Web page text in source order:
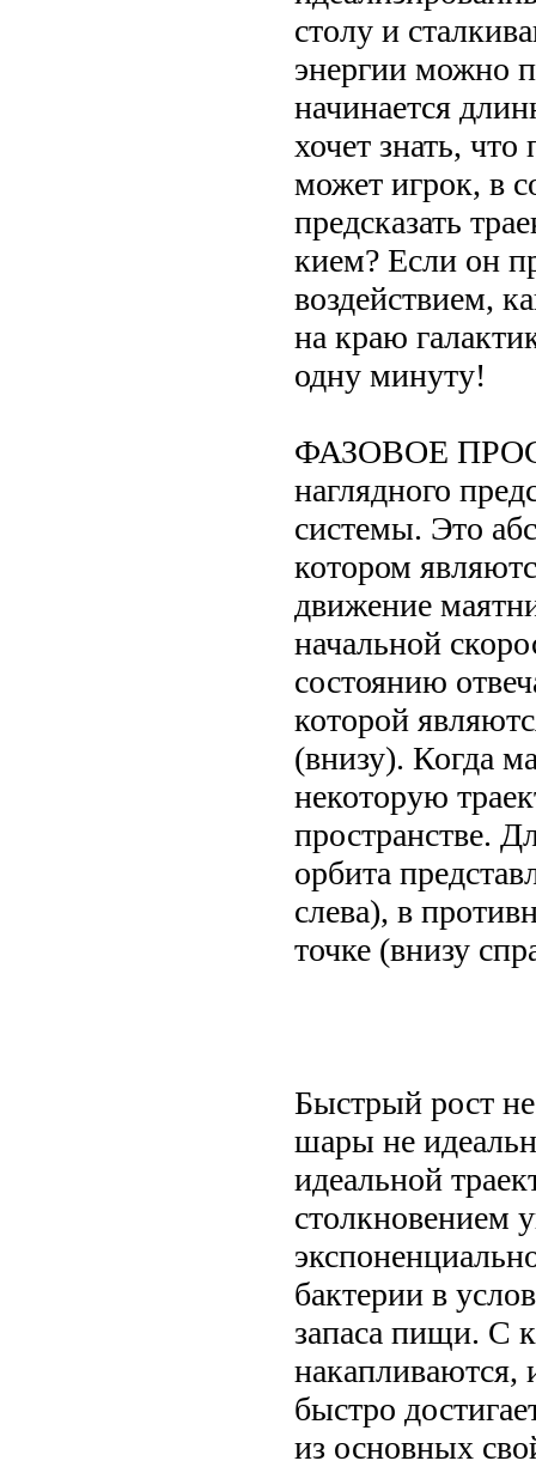
столу и
энергии можно
начинается
хочет знать,
может игрок, в
предсказать
кием? Если он
воздействием,
на краю
одну минуту!
ФАЗОВОЕ
наглядного
системы. Это
котором
движение
начальной
состоянию
которой
(внизу). Когда
некоторую
пространстве.
орбита
слева), в
точке (внизу
Быстрый рост
шары не
идеальной
столкновением
бактерии в
запаса пищи. С
накапливаются,
быстро
из основных